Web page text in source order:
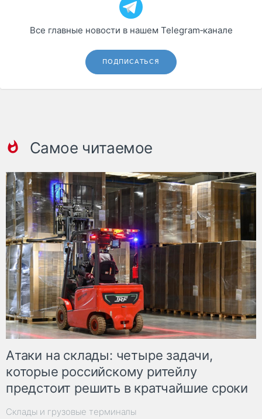
Все главные новости в нашем Telegram‑канале
ПОДПИСАТЬСЯ
Самое читаемое
Атаки на склады: четыре задачи,
которые российскому ритейлу
предстоит решить в кратчайшие сроки
Склады и грузовые терминалы